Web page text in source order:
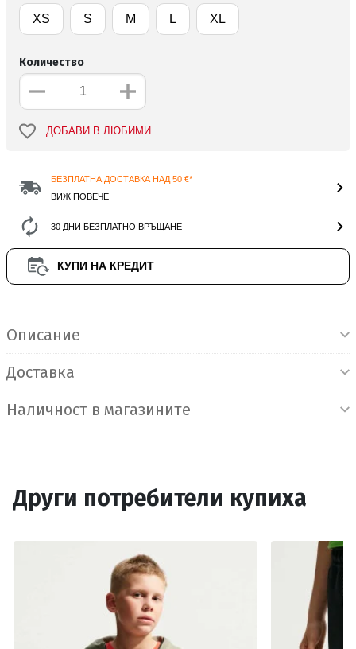
XS S M L XL
Количество
ДОБАВИ В ЛЮБИМИ
БЕЗПЛАТНА ДОСТАВКА НАД 50 €*
ВИЖ ПОВЕЧЕ
30 ДНИ БЕЗПЛАТНО ВРЪЩАНЕ
КУПИ НА КРЕДИТ
Описание
Доставка
Наличност в магазините
Други потребители купиха